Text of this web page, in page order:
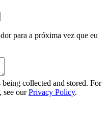
para a próxima vez que eu
collected and stored. For
see ourPrivacy Policy.